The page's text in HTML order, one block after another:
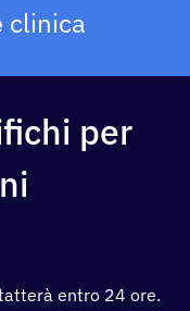
clinica
per
entro 24 ore.